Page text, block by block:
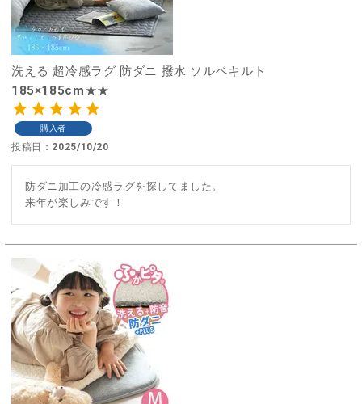
洗える 超冷感ラグ 防ダニ 撥水 ソルベキルト
185×185cm★★
購入者
投稿日 2025/10/20
防ダニ加工の冷感ラグを探してました。
来年が楽しみです！